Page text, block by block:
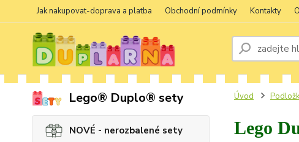
Jak nakupovat-doprava a platba Obchodní podmínky Kontakty
Lego® Duplo® sety
NOVÉ - nerozbalené sety
Úvod
Lego